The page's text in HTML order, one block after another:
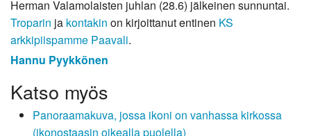
Herman Valamolaisten juhlan (28.6) jälkeinen sunnuntai.
Troparin ja kontakin on kirjoittanut entinen KS
arkkipiispamme Paavali.
Hannu Pyykkönen
Katso myös
Panoraamakuva, jossa ikoni on vanhassa kirkossa
(ikonostaasin oikealla puolella)